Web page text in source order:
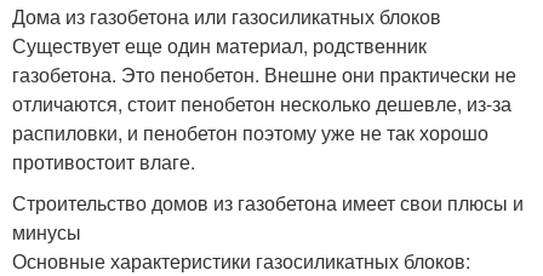
Дома из газобетона или газосиликатных блоков
Существует еще один материал, родственник
газобетона. Это пенобетон. Внешне они практически не
отличаются, стоит пенобетон несколько дешевле, из-за
распиловки, и пенобетон поэтому уже не так хорошо
противостоит влаге.
Строительство домов из газобетона имеет свои плюсы и
минусы
Основные характеристики газосиликатных блоков: